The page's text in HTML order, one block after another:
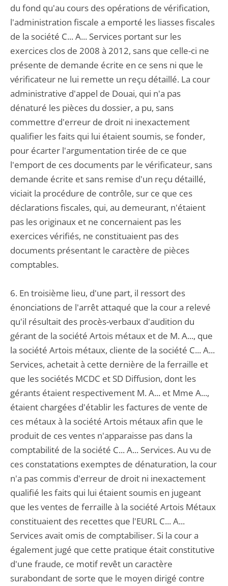
du fond qu'au cours des opérations de vérification,
l'administration fiscale a emporté les liasses fiscales
de la société C... A... Services portant sur les
exercices clos de 2008 à 2012, sans que celle-ci ne
présente de demande écrite en ce sens ni que le
vérificateur ne lui remette un reçu détaillé. La cour
administrative d'appel de Douai, qui n'a pas
dénaturé les pièces du dossier, a pu, sans
commettre d'erreur de droit ni inexactement
qualifier les faits qui lui étaient soumis, se fonder,
pour écarter l'argumentation tirée de ce que
l'emport de ces documents par le vérificateur, sans
demande écrite et sans remise d'un reçu détaillé,
viciait la procédure de contrôle, sur ce que ces
déclarations fiscales, qui, au demeurant, n'étaient
pas les originaux et ne concernaient pas les
exercices vérifiés, ne constituaient pas des
documents présentant le caractère de pièces
comptables.
6. En troisième lieu, d'une part, il ressort des
énonciations de l'arrêt attaqué que la cour a relevé
qu'il résultait des procès-verbaux d'audition du
gérant de la société Artois métaux et de M. A..., que
la société Artois métaux, cliente de la société C... A...
Services, achetait à cette dernière de la ferraille et
que les sociétés MCDC et SD Diffusion, dont les
gérants étaient respectivement M. A... et Mme A...,
étaient chargées d'établir les factures de vente de
ces métaux à la société Artois métaux afin que le
produit de ces ventes n'apparaisse pas dans la
comptabilité de la société C... A... Services. Au vu de
ces constatations exemptes de dénaturation, la cour
n'a pas commis d'erreur de droit ni inexactement
qualifié les faits qui lui étaient soumis en jugeant
que les ventes de ferraille à la société Artois Métaux
constituaient des recettes que l'EURL C... A...
Services avait omis de comptabiliser. Si la cour a
également jugé que cette pratique était constitutive
d'une fraude, ce motif revêt un caractère
surabondant de sorte que le moyen dirigé contre